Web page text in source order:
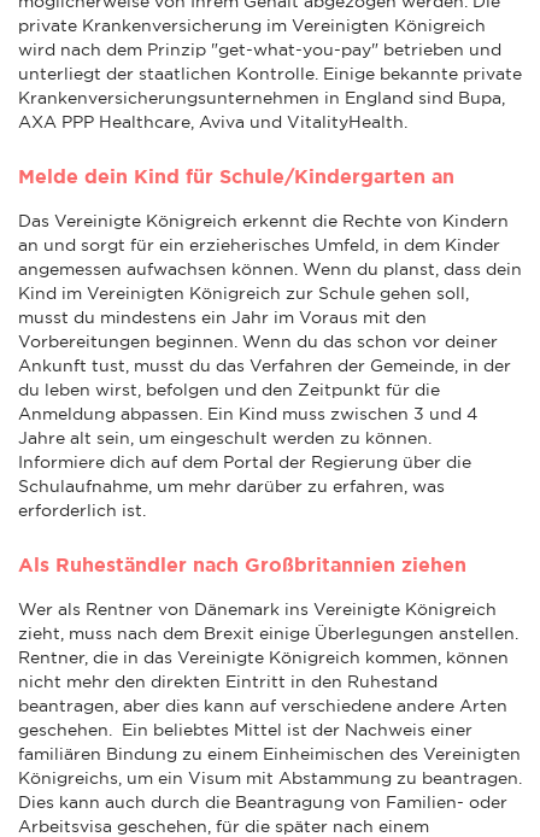
private Krankenversicherung im Vereinigten Königreich
wird nach dem Prinzip "get-what-you-pay" betrieben und
unterliegt der staatlichen Kontrolle. Einige bekannte private
Krankenversicherungsunternehmen in England sind Bupa,
AXA PPP Healthcare, Aviva und VitalityHealth.
Melde dein Kind für Schule/Kindergarten an
Das Vereinigte Königreich erkennt die Rechte von Kindern
an und sorgt für ein erzieherisches Umfeld, in dem Kinder
angemessen aufwachsen können. Wenn du planst, dass dein
Kind im Vereinigten Königreich zur Schule gehen soll,
musst du mindestens ein Jahr im Voraus mit den
Vorbereitungen beginnen. Wenn du das schon vor deiner
Ankunft tust, musst du das Verfahren der Gemeinde, in der
du leben wirst, befolgen und den Zeitpunkt für die
Anmeldung abpassen. Ein Kind muss zwischen 3 und 4
Jahre alt sein, um eingeschult werden zu können.
Informiere dich auf dem Portal der Regierung über die
Schulaufnahme, um mehr darüber zu erfahren, was
erforderlich ist.
Als Ruheständler nach Großbritannien ziehen
Wer als Rentner von Dänemark ins Vereinigte Königreich
zieht, muss nach dem Brexit einige Überlegungen anstellen.
Rentner, die in das Vereinigte Königreich kommen, können
nicht mehr den direkten Eintritt in den Ruhestand
beantragen, aber dies kann auf verschiedene andere Arten
geschehen. Ein beliebtes Mittel ist der Nachweis einer
familiären Bindung zu einem Einheimischen des Vereinigten
Königreichs, um ein Visum mit Abstammung zu beantragen.
Dies kann auch durch die Beantragung von Familien- oder
Arbeitsvisa geschehen, für die später nach einem